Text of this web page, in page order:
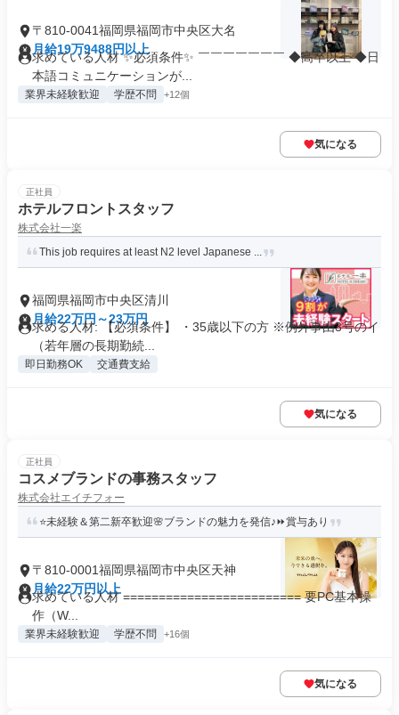
〒810-0041福岡県福岡市中央区大名
月給19万9488円以上
求めている人材 ✨必須条件✨ ￣￣￣￣￣￣￣ ◆高卒以上 ◆日
本語コミュニケーションが...
業界未経験歓迎 学歴不問 +12個
気になる
正社員
ホテルフロントスタッフ
株式会社一楽
This job requires at least N2 level Japanese ...
福岡県福岡市中央区清川
月給22万円～23万円
求める人材: 【必須条件】 ・35歳以下の方 ※例外事由3号のイ
（若年層の長期勤続...
即日勤務OK 交通費支給
気になる
正社員
コスメブランドの事務スタッフ
株式会社エイチフォー
⭐未経験＆第二新卒歓迎🌸ブランドの魅力を発信♪⏩️賞与あり
〒810-0001福岡県福岡市中央区天神
月給22万円以上
求めている人材 ========================= 要PC基本操
作（W...
業界未経験歓迎 学歴不問 +16個
気になる